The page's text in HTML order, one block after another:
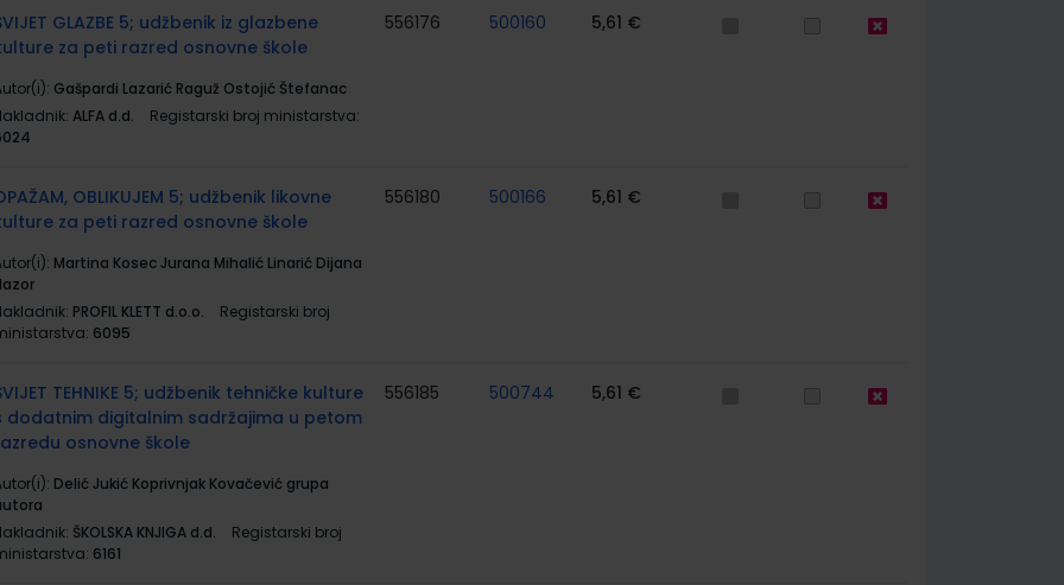
GLAZBE 5; udžbenik iz glazbene
za peti razred osnovne škole
Gašpardi Lazarić Raguž Ostojić Štefanac
ALFA d.d.
Registarski broj ministarstva:
556176 500160 5,61 €
OBLIKUJEM 5; udžbenik likovne
za peti razred osnovne škole
Martina Kosec Jurana Mihalić Linarić Dijana
PROFIL KLETT d.o.o.
Registarski broj
6095
556180 500166 5,61 €
TEHNIKE 5; udžbenik tehničke kulture
dodatnim digitalnim sadržajima u petom
osnovne škole
Delić Jukić Koprivnjak Kovačević grupa
ŠKOLSKA KNJIGA d.d.
Registarski broj
6161
556185 500744 5,61 €